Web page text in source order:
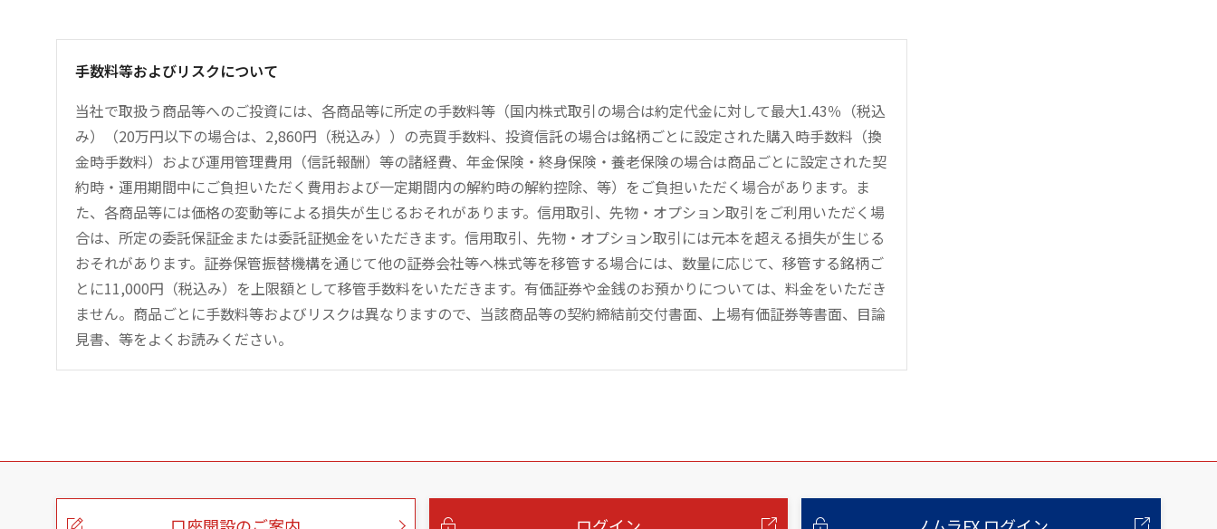
手数料等およびリスクについて
当社で取扱う商品等へのご投資には、各商品等に所定の手数料等（国内株式取引の場合は約定代金に対して最大1.43％（税込
み）（20万円以下の場合は、2,860円（税込み））の売買手数料、投資信託の場合は銘柄ごとに設定された購入時手数料（換
金時手数料）および運用管理費用（信託報酬）等の諸経費、年金保険・終身保険・養老保険の場合は商品ごとに設定された契
約時・運用期間中にご負担いただく費用および一定期間内の解約時の解約控除、等）をご負担いただく場合があります。ま
た、各商品等には価格の変動等による損失が生じるおそれがあります。信用取引、先物・オプション取引をご利用いただく場
合は、所定の委託保証金または委託証拠金をいただきます。信用取引、先物・オプション取引には元本を超える損失が生じる
おそれがあります。証券保管振替機構を通じて他の証券会社等へ株式等を移管する場合には、数量に応じて、移管する銘柄ご
とに11,000円（税込み）を上限額として移管手数料をいただきます。有価証券や金銭のお預かりについては、料金をいただき
ません。商品ごとに手数料等およびリスクは異なりますので、当該商品等の契約締結前交付書面、上場有価証券等書面、目論
見書、等をよくお読みください。
こ